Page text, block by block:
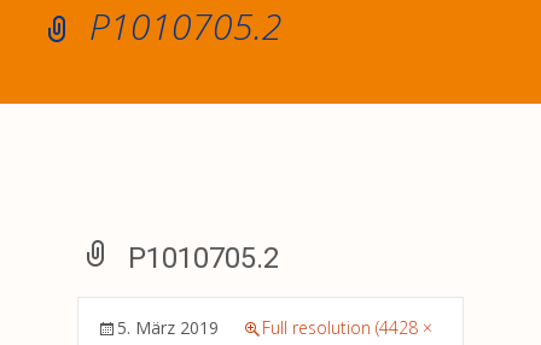
P1010705.2
P1010705.2
5. März 2019
Full resolution (4428 ×